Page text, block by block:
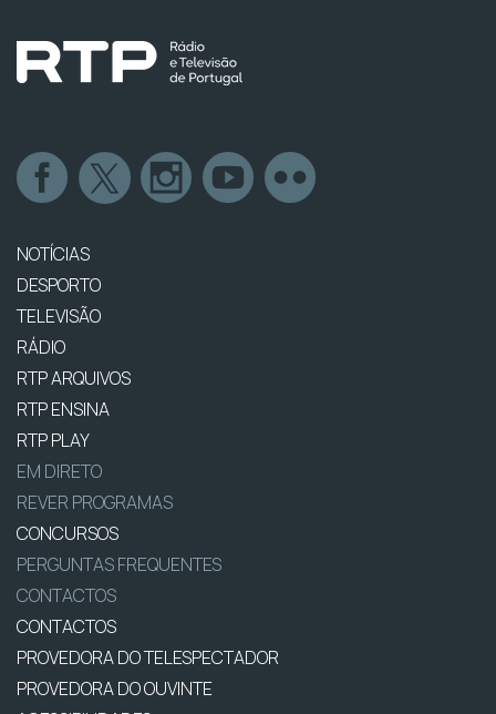
NOTÍCIAS
DESPORTO
TELEVISÃO
RÁDIO
RTP ARQUIVOS
RTP ENSINA
RTP PLAY
EM DIRETO
REVER PROGRAMAS
CONCURSOS
PERGUNTAS FREQUENTES
CONTACTOS
CONTACTOS
PROVEDORA DO TELESPECTADOR
PROVEDORA DO OUVINTE